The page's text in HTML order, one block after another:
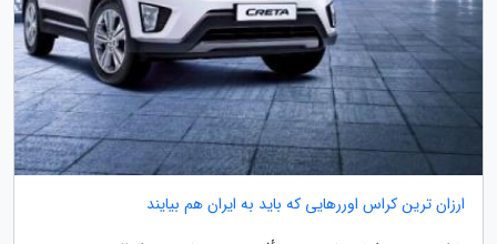
ارزان ترین کراس اوررهایی که باید به ایران هم بیایند